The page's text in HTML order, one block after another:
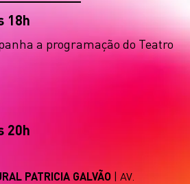
18h
a programação do Teatro
20h
PATRICIA GALVÃO | AV.